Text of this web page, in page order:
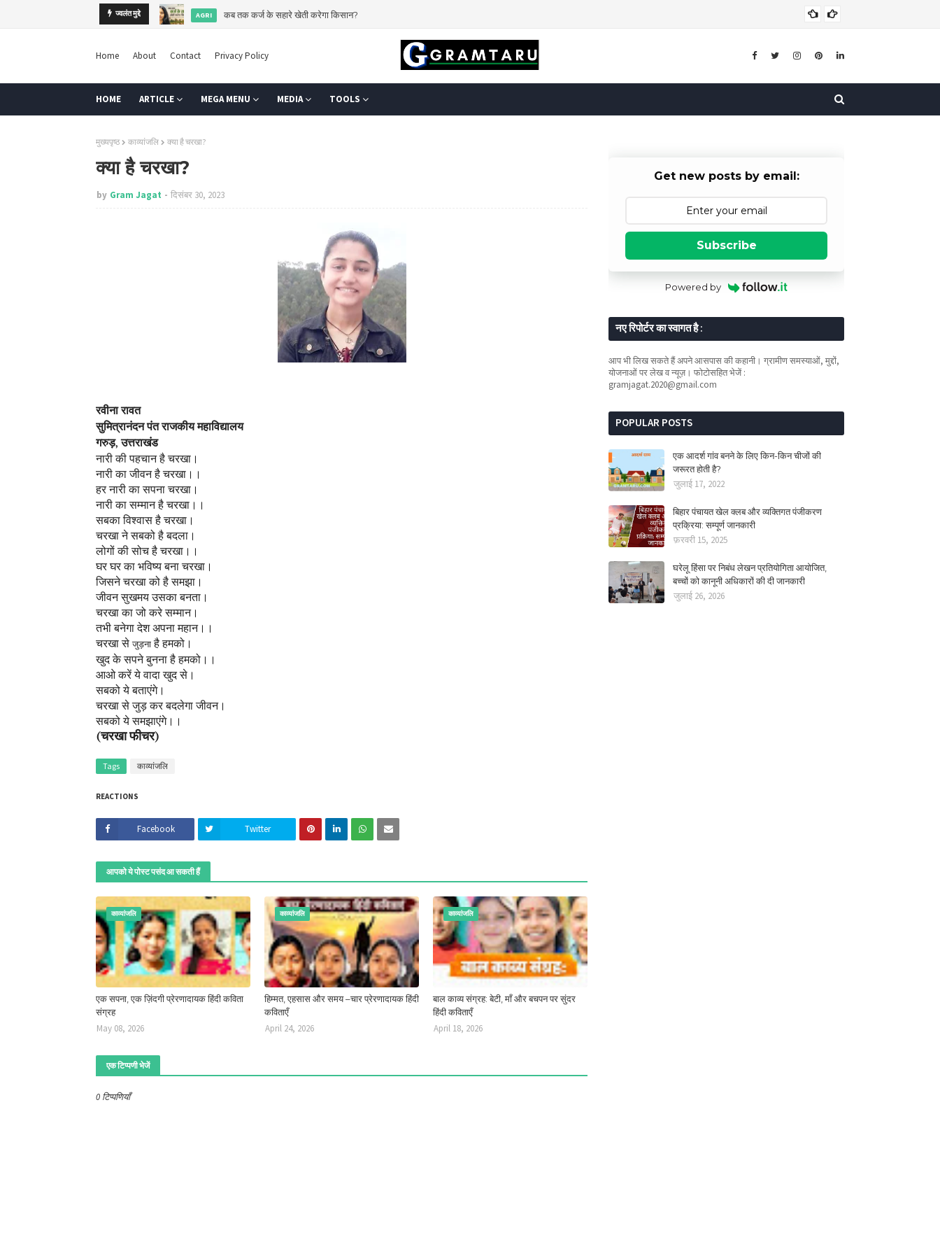
ज्वलंत मुद्दे AGRI कब तक कर्ज के सहारे खेती करेगा किसान?
Home About Contact Privacy Policy
HOME ARTICLE MEGA MENU MEDIA TOOLS
मुख्यपृष्ठ काव्यांजलि क्या है चरखा?
क्या है चरखा?
by Gram Jagat दिसंबर 30, 2023
रवीना रावत
सुमित्रानंदन पंत राजकीय महाविद्यालय
गरुड़, उत्तराखंड
नारी की पहचान है चरखा।
नारी का जीवन है चरखा।।
हर नारी का सपना चरखा।
नारी का सम्मान है चरखा।।
सबका विश्वास है चरखा।
चरखा ने सबको है बदला।
लोगों की सोच है चरखा।।
घर घर का भविष्य बना चरखा।
जिसने चरखा को है समझा।
जीवन सुखमय उसका बनता।
चरखा का जो करे सम्मान।
तभी बनेगा देश अपना महान।।
चरखा सेजुड़ना है हमको।
खुद के सपने बुनना है हमको।।
आओ करें ये वादा खुद से।
सबको ये बताएंगे।
चरखा से जुड़ कर बदलेगा जीवन।
सबको ये समझाएंगे।।
(चरखा फीचर)
Tags काव्यांजलि
REACTIONS
Facebook Twitter
आपको ये पोस्ट पसंद आ सकती हैं
काव्यांजलि
एक सपना, एक ज़िंदगी प्रेरणादायक हिंदी कविता
संग्रह
May 08, 2026
काव्यांजलि
हिम्मत, एहसास और समय –चार प्रेरणादायक हिंदी
कविताएँ
April 24, 2026
काव्यांजलि
बाल काव्य संग्रह: बेटी, माँ और बचपन पर सुंदर
हिंदी कविताएँ
April 18, 2026
एक टिप्पणी भेजें
0 टिप्पणियाँ
Get new posts by email:
Subscribe
Powered by
नए रिपोर्टर का स्वागत है :
आप भी लिख सकते हैं अपने आसपास की कहानी। ग्रामीण समस्याओं, मुद्दों,
योजनाओं पर लेख व न्यूज़। फोटोसहित भेजें :
gramjagat.2020@gmail.com
POPULAR POSTS
एक आदर्श गांव बनने के लिए किन-किन चीजों की
जरूरत होती है?
जुलाई 17, 2022
बिहार पंचायत खेल क्लब और व्यक्तिगत पंजीकरण
प्रक्रिया: सम्पूर्ण जानकारी
फ़रवरी 15, 2025
घरेलू हिंसा पर निबंध लेखन प्रतियोगिता आयोजित,
बच्चों को कानूनी अधिकारों की दी जानकारी
जुलाई 26, 2026